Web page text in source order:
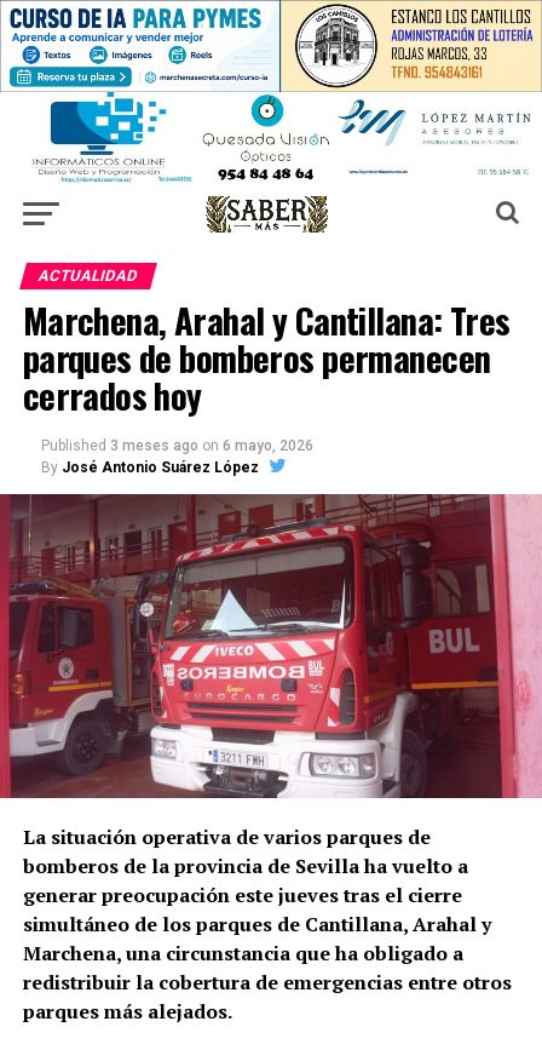
ACTUALIDAD
Marchena, Arahal y Cantillana: Tres
parques de bomberos permanecen
cerrados hoy
Published 3 meses ago on 6 mayo, 2026
By José Antonio Suárez López
La situación operativa de varios parques de
bomberos de la provincia de Sevilla ha vuelto a
generar preocupación este jueves tras el cierre
simultáneo de los parques de Cantillana,Arahaly
Marchena, una circunstancia que ha obligado a
redistribuir la cobertura de emergencias entre otros
parques más alejados.